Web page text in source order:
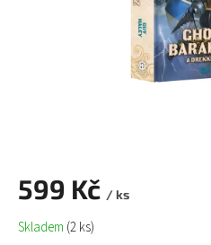
599 Kč / ks
Měrná
cena:
Skladem (2 ks)